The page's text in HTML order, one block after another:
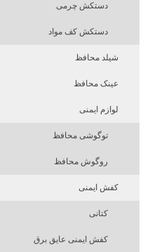
دستکش چرمی
دستکش کف مواد
شیلد محافظ
عینک محافظ
لوازم ایمنی
توگوشی محافظ
روگوش محافظ
کفش ایمنی
کتانی
کفش ایمنی عایق برق